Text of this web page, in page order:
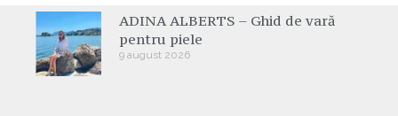
ADINA ALBERTS – Ghid de vară
pentru piele
9 august 2026